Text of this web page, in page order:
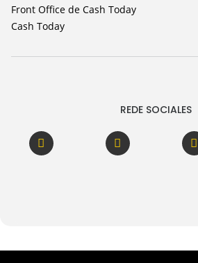
Front Office de Cash Today
Cash Today
REDE SOCIALES